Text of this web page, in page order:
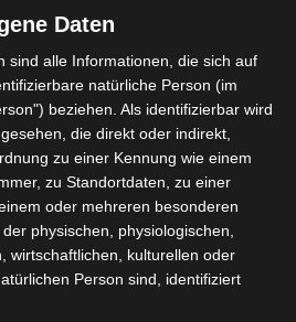
die ruhigen
und das
Farbkonzept.
sind derzeit
und
Die
Materialien,
und Formen
Ruhe aus und
entspannen.
Daten
sind alle Informationen, die sich auf
natürliche Person (im
beziehen. Als identifizierbar wird
die direkt oder indirekt,
zu einer Kennung wie einem
zu Standortdaten, zu einer
oder mehreren besonderen
physischen, physiologischen,
wirtschaftlichen, kulturellen oder
Person sind, identifiziert